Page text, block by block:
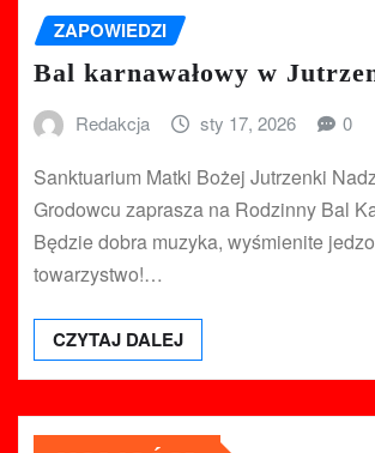
ZAPOWIEDZI
Bal karnawałowy w
Redakcja sty 17, 2026 0
Sanktuarium Matki Bożej Jutrzenki
Grodowcu zaprasza na Rodzinny Bal
Będzie dobra muzyka, wyśmienite
towarzystwo!…
CZYTAJ DALEJ